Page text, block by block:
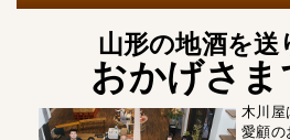
山形の地酒を送
おかげさま
木川屋
愛顧の